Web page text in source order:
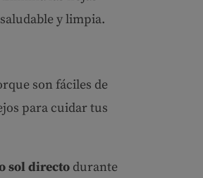
y limpia.
son fáciles de
para cuidar tus
sol directo durante